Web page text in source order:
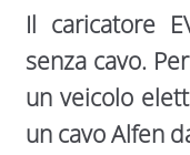
Il caricatore
senza cavo.
un veicolo
un cavo Alfen